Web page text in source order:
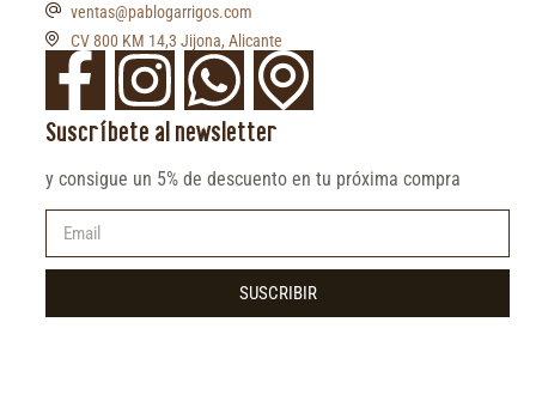
ventas@pablogarrigos.com
CV 800 KM 14,3 Jijona, Alicante
Suscríbete al newsletter
y consigue un 5% de descuento en tu próxima compra
SUSCRIBIR